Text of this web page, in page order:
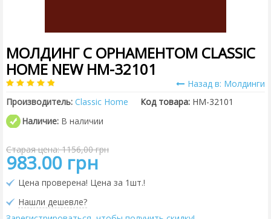
МОЛДИНГ С ОРНАМЕНТОМ CLASSIC
HOME NEW HM-32101
Назад в: Молдинги
Производитель: Classic Home Код товара: HM-32101
Наличие: В наличии
Старая цена: 1156,00 грн
983.00 грн
Цена проверена! Цена за 1шт.!
Нашли дешевле?